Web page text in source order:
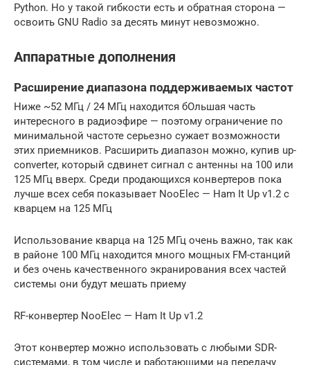
Python. Но у такой гибкости есть и обратная сторона —
освоить GNU Radio за десять минут невозможно.
Аппаратные дополнения
Расширение диапазона поддерживаемых частот
Ниже ~52 МГц / 24 МГц находится бОльшая часть
интересного в радиоэфире — поэтому ограничение по
минимальной частоте серьезно сужает возможности
этих приемников. Расширить диапазон можно, купив up-
converter, который сдвинет сигнал с антенны на 100 или
125 МГц вверх. Среди продающихся конвертеров пока
лучше всех себя показывает NooElec — Ham It Up v1.2 с
кварцем на 125 МГц
Использование кварца на 125 МГц очень важно, так как
в районе 100 МГц находится много мощных FM-станций
и без очень качественного экранирования всех частей
системы они будут мешать приему
RF-конвертер NooElec — Ham It Up v1.2
Этот конвертер можно использовать с любыми SDR-
системами, в том числе и работающими на передачу